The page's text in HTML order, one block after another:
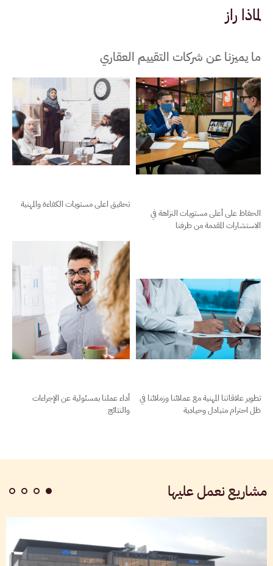
لماذا راز
ما يميزنا عن شركات التقييم العقاري
الحفاظ على أعلى مستويات النزاهة في
الاستشارات المقدمة من طرفنا
تحقيق اعلى مستويات الكفاءة والمهنية
تطوير علاقاتنا المهنية مع عملائنا وزملائنا في
ظل احترام متبادل وحيادية
أداء عملنا بمسئولية عن الإجراءات
والنتائج
مشاريع نعمل عليها